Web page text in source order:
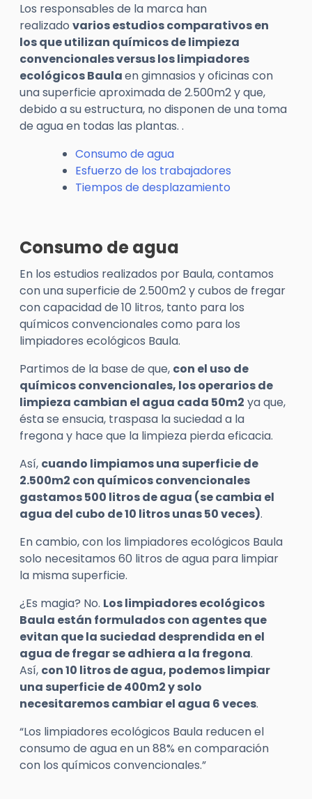
Los responsables de la marca han
realizado varios estudios comparativos en
los que utilizan químicos de limpieza
convencionales versus los limpiadores
ecológicos Baulaen gimnasios y oficinas con
una superficie aproximada de 2.500m2 y que,
debido a su estructura, no disponen de una toma
de agua en todas las plantas. .
Consumo de agua
Esfuerzo de los trabajadores
Tiempos de desplazamiento
Consumo de agua
En los estudios realizados por Baula, contamos
con una superficie de 2.500m2 y cubos de fregar
con capacidad de 10 litros, tanto para los
químicos convencionales como para los
limpiadores ecológicos Baula.
Partimos de la base de que, con el uso de
químicos convencionales, los operarios de
limpieza cambian el agua cada 50m2 ya que,
ésta se ensucia, traspasa la suciedad a la
fregona y hace que la limpieza pierda eficacia.
Así, cuando limpiamos una superficie de
2.500m2 con químicos convencionales
gastamos 500 litros de agua (se cambia el
agua del cubo de 10 litros unas 50 veces).
En cambio, con los limpiadores ecológicos Baula
solo necesitamos 60 litros de agua para limpiar
la misma superficie.
¿Es magia? No. Los limpiadores ecológicos
Baula están formulados con agentes que
evitan quela suciedad desprendida en el
agua de fregar se adhiera a la fregona.
Así, con 10 litros de agua, podemos limpiar
una superficie de 400m2y solo
necesitaremos cambiar el agua 6 veces.
“Los limpiadores ecológicos Baula reducen el
consumo de agua en un 88% en comparación
con los químicos convencionales.”